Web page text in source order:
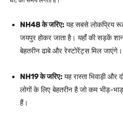
NH48 के जरिए:यह सबसे लोकप्रिय
जयपुर होकर जाता है। यहाँ की सड़कें
बेहतरीन ढाबे और रेस्टोरेंट्स मिल जाएंगे।
NH19 के जरिए:यह रास्ता भिवाड़ी
लोगों के लिए बेहतरीन है जो कम भीड़-
हैं।